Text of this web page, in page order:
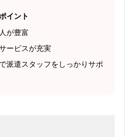
イント
が豊富
ービスが充実
派遣スタッフをしっかりサポ